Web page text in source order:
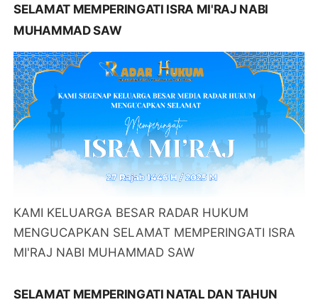
SELAMAT MEMPERINGATI ISRA MI'RAJ NABI
MUHAMMAD SAW
KAMI KELUARGA BESAR RADAR HUKUM
MENGUCAPKAN SELAMAT MEMPERINGATI ISRA
MI'RAJ NABI MUHAMMAD SAW
SELAMAT MEMPERINGATI NATAL DAN TAHUN